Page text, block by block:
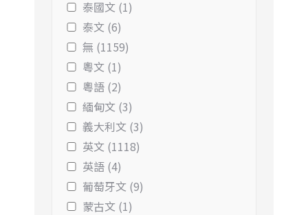
泰國文 (1)
泰文 (6)
無 (1159)
粵文 (1)
粵語 (2)
緬甸文 (3)
義大利文 (3)
英文 (1118)
英語 (4)
葡萄牙文 (9)
蒙古文 (1)